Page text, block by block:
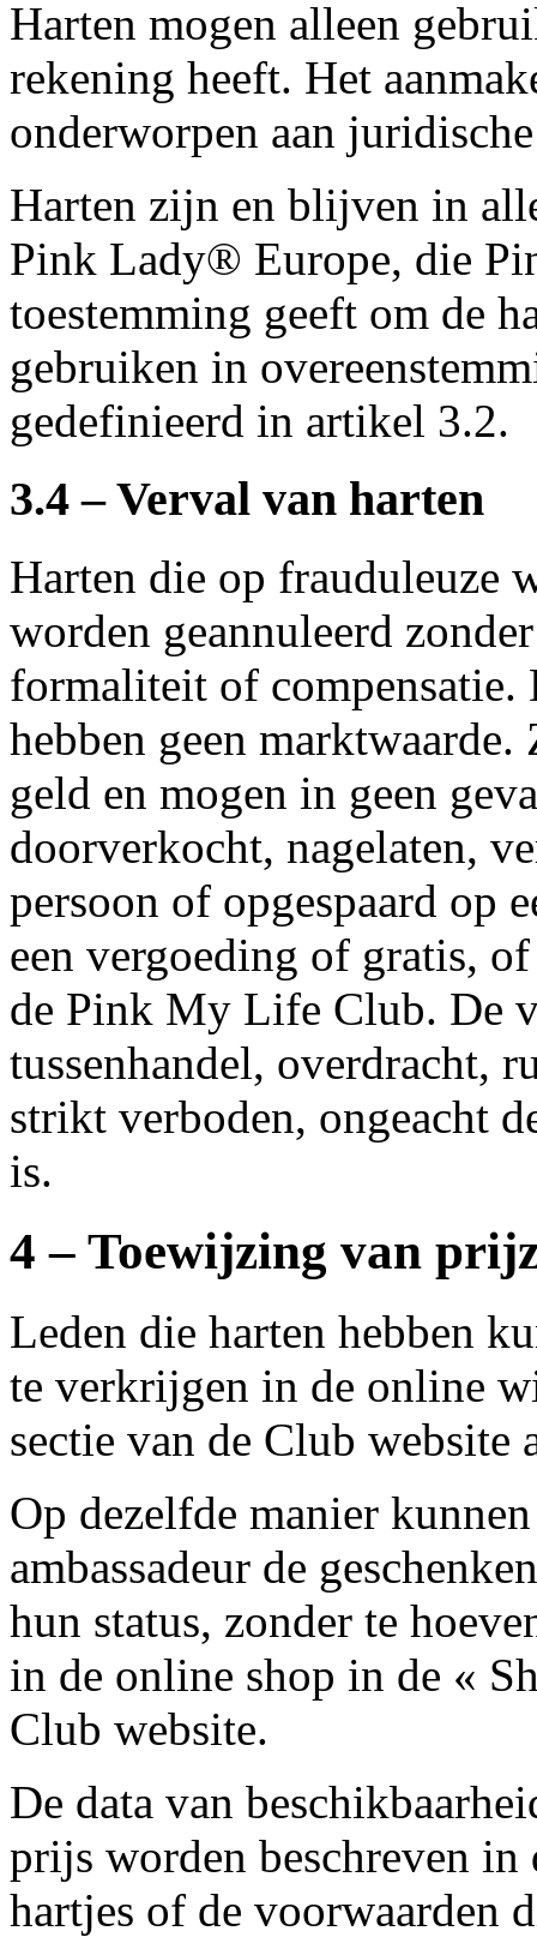
Harten mogen alleen
rekening heeft. Het
onderworpen aan
Harten zijn en blijven in
Pink Lady® Europe, die
toestemming geeft om de
gebruiken in
gedefinieerd in artikel 3.2.
3.4 – Verval van harten
Harten die op frauduleuze
worden geannuleerd
formaliteit of
hebben geen
geld en mogen in geen
doorverkocht, nagelaten,
persoon of opgespaard op
een vergoeding of gratis,
de Pink My Life Club. De
tussenhandel, overdracht,
strikt verboden, ongeacht
is.
4 – Toewijzing van
Leden die harten hebben
te verkrijgen in de online
sectie van de Club website
Op dezelfde manier
ambassadeur de
hun status, zonder te
in de online shop in de «
Club website.
De data van
prijs worden beschreven in
hartjes of de voorwaarden